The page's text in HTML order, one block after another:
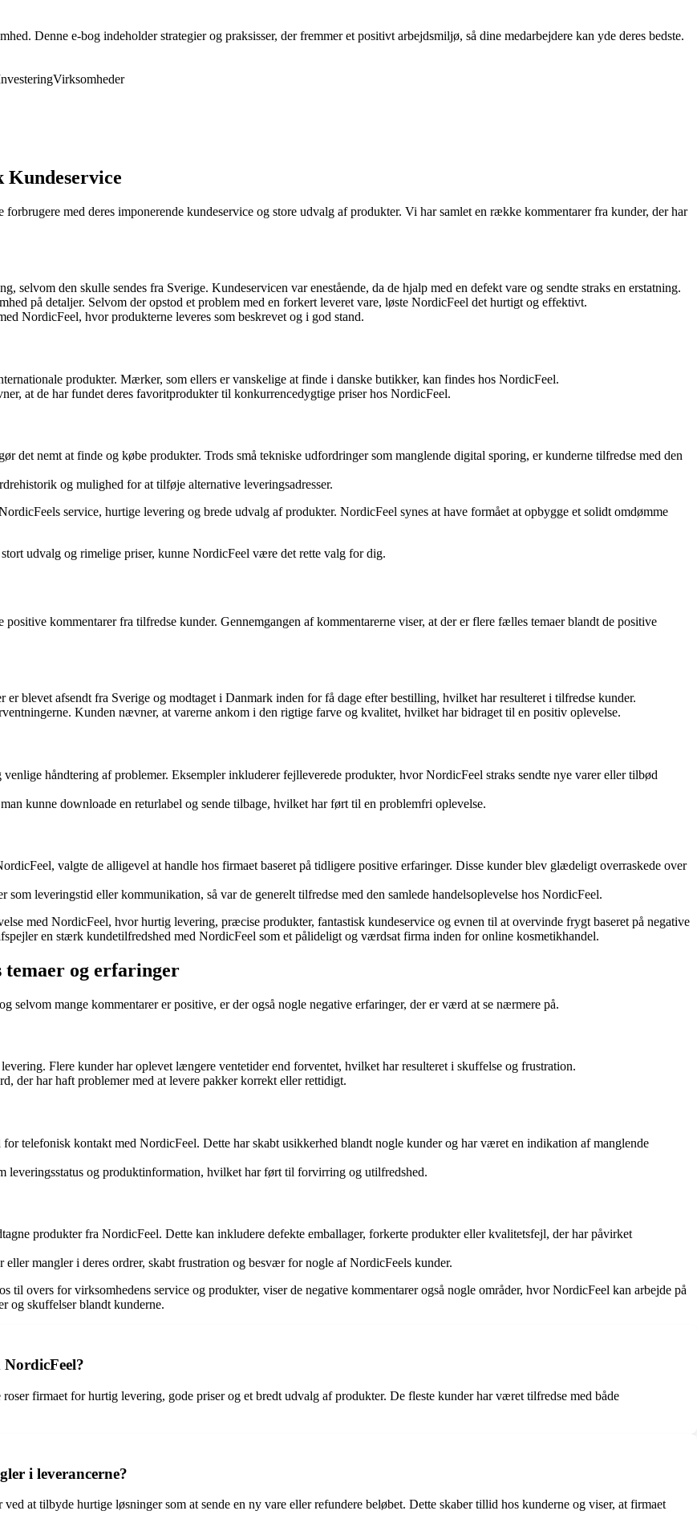
Denne e-bog indeholder strategier og praksisser, der fremmer et positivt arbejdsmiljø, så dine medarbejdere kan yde deres bedste.
Virksomheder
Kundeservice
med deres imponerende kundeservice og store udvalg af produkter. Vi har samlet en række kommentarer fra kunder, der har
selvom den skulle sendes fra Sverige. Kundeservicen var enestående, da de hjalp med en defekt vare og sendte straks en erstatning.
på detaljer. Selvom der opstod et problem med en forkert leveret vare, løste NordicFeel det hurtigt og effektivt.
NordicFeel, hvor produkterne leveres som beskrevet og i god stand.
produkter. Mærker, som ellers er vanskelige at finde i danske butikker, kan findes hos NordicFeel.
at de har fundet deres favoritprodukter til konkurrencedygtige priser hos NordicFeel.
det nemt at finde og købe produkter. Trods små tekniske udfordringer som manglende digital sporing, er kunderne tilfredse med den
og mulighed for at tilføje alternative leveringsadresser.
service, hurtige levering og brede udvalg af produkter. NordicFeel synes at have formået at opbygge et solidt omdømme
udvalg og rimelige priser, kunne NordicFeel være det rette valg for dig.
kommentarer fra tilfredse kunder. Gennemgangen af kommentarerne viser, at der er flere fælles temaer blandt de positive
blevet afsendt fra Sverige og modtaget i Danmark inden for få dage efter bestilling, hvilket har resulteret i tilfredse kunder.
Kunden nævner, at varerne ankom i den rigtige farve og kvalitet, hvilket har bidraget til en positiv oplevelse.
håndtering af problemer. Eksempler inkluderer fejlleverede produkter, hvor NordicFeel straks sendte nye varer eller tilbød
kunne downloade en returlabel og sende tilbage, hvilket har ført til en problemfri oplevelse.
valgte de alligevel at handle hos firmaet baseret på tidligere positive erfaringer. Disse kunder blev glædeligt overraskede over
leveringstid eller kommunikation, så var de generelt tilfredse med den samlede handelsoplevelse hos NordicFeel.
med NordicFeel, hvor hurtig levering, præcise produkter, fantastisk kundeservice og evnen til at overvinde frygt baseret på negative
en stærk kundetilfredshed med NordicFeel som et pålideligt og værdsat firma inden for online kosmetikhandel.
og erfaringer
selvom mange kommentarer er positive, er der også nogle negative erfaringer, der er værd at se nærmere på.
Flere kunder har oplevet længere ventetider end forventet, hvilket har resulteret i skuffelse og frustration.
der har haft problemer med at levere pakker korrekt eller rettidigt.
telefonisk kontakt med NordicFeel. Dette har skabt usikkerhed blandt nogle kunder og har været en indikation af manglende
leveringsstatus og produktinformation, hvilket har ført til forvirring og utilfredshed.
produkter fra NordicFeel. Dette kan inkludere defekte emballager, forkerte produkter eller kvalitetsfejl, der har påvirket
mangler i deres ordrer, skabt frustration og besvær for nogle af NordicFeels kunder.
til overs for virksomhedens service og produkter, viser de negative kommentarer også nogle områder, hvor NordicFeel kan arbejde på
og skuffelser blandt kunderne.
firmaet for hurtig levering, gode priser og et bredt udvalg af produkter. De fleste kunder har været tilfredse med både
i leverancerne?
at tilbyde hurtige løsninger som at sende en ny vare eller refundere beløbet. Dette skaber tillid hos kunderne og viser, at firmaet